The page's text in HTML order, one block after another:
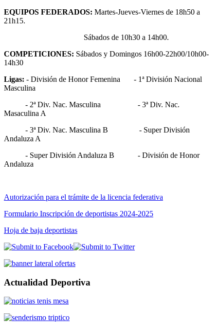
EQUIPOS FEDERADOS: Martes-Jueves-Viernes de 18h50 a
21h15.
Sábados de 10h30 a 14h00.
COMPETICIONES: Sábados y Domingos 16h00-22h00/10h00-
14h30
Ligas: - División de Honor Femenina - 1ª División Nacional
Masculina
- 2ª Div. Nac. Masculina - 3ª Div. Nac.
Masaculina A
- 3ª Div. Nac. Masculina B - Super División
Andaluza A
- Super División Andaluza B - División de Honor
Andaluza
Autorización para el trámite de la licencia federativa
Formulario Inscripción de deportistas 2024-2025
Hoja de baja deportistas
Actualidad Deportiva